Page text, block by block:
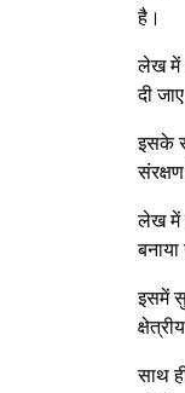
है।
लेख में
दी
इसके
लेख में
बनाया
इसमें
साथ